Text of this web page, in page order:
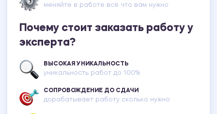
меняйте в работе всё что вам нужно
Почему стоит заказать работу у
эксперта?
ВЫСОКАЯ УНИКАЛЬНОСТЬ
уникальность работ до 100%
СОПРОВОЖДЕНИЕ ДО СДАЧИ
дорабатывает работу сколько нужно